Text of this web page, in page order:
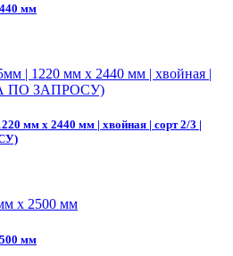
мм
мм х 2440 мм | хвойная | сорт 2/3 |
мм